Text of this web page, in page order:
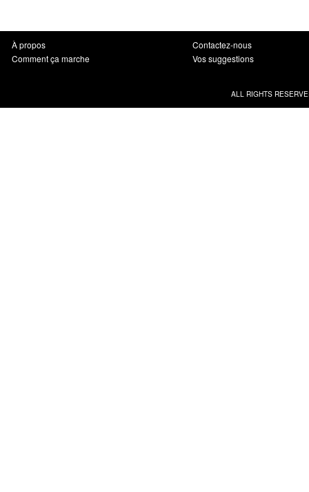
À propos
Comment ça marche
Contactez-nous
Vos suggestions
ALL RIGHTS